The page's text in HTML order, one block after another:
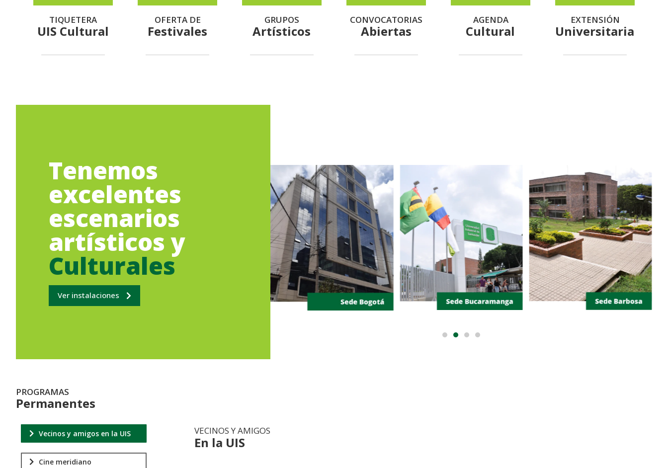
TIQUETERA
UIS Cultural
OFERTA DE
Festivales
GRUPOS
Artísticos
CONVOCATORIAS
Abiertas
AGENDA
Cultural
EXTENSIÓN
Universitaria
Tenemos
excelentes
escenarios
artísticos y
Culturales
Ver instalaciones
PROGRAMAS
Permanentes
Vecinos y amigos en la UIS
Cine meridiano
VECINOS Y AMIGOS
En la UIS